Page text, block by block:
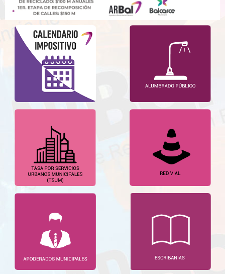
PUBLICIDAD
OTROS TRIBUTOS
INSTITUCIONAL